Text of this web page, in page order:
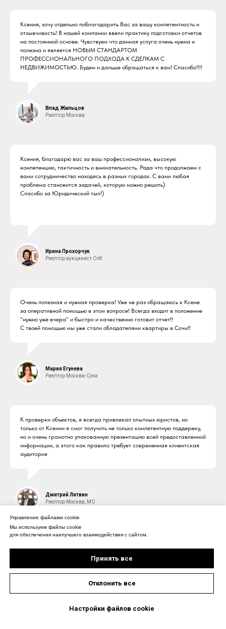
Ксения, хочу отдельно поблагодарить Вас за вашу компетентность и
отзывчивость! В нашей компании ввели практику подготовки отчетов
на постоянной основе. Чувствуем что данная услуга очень нужна и
полезна и является НОВЫМ СТАНДАРТОМ
ПРОФЕССИОНАЛЬНОГО ПОДХОДА К СДЕЛКАМ С
НЕДВИЖИМОСТЬЮ. Будем и дальше обращаться к вам! Спасибо!!!!
Влад Жильцов
Риелтор Москва
Ксения, благодарю вас за ваш профессионализм, высокую
компетенцию, тактичность и внимательность. Рада что продолжаем с
вами сотрудничество находясь в разных городах. С вами любая
проблема становится задачей, которую можно решить)
Спасибо за Юридический тыл!)
Ирина Прохорчук
Риелтор аукцинист Спб
Очень полезная и нужная проверка! Уже не раз обращаюсь к Ксене
за оперативной помощью в этом вопросе! Всегда входит в положение
"нужно уже вчера" и быстро и качественно готовит отчет!!
С твоей помощью мы уже стали обладателями квартиры в Сочи!!
Мария Егунева
Риелтор Москва-Сочи
К проверки объектов, я всегда привлекал опытных юристов, но
только от Ксении я смог получить не только компетентную поддержку,
но и очень грамотно упакованную презентацию всей предоставленной
информации, а этого как правило требует современная клиентская
аудитория
Дмитрий Литвин
Риелтор Москва, МО
Управление файлами cookie
Мы используем файлы cookie
для обеспечения наилучшего взаимодействия с сайтом.
Принять все
Отклонить все
Настройки файлов cookie